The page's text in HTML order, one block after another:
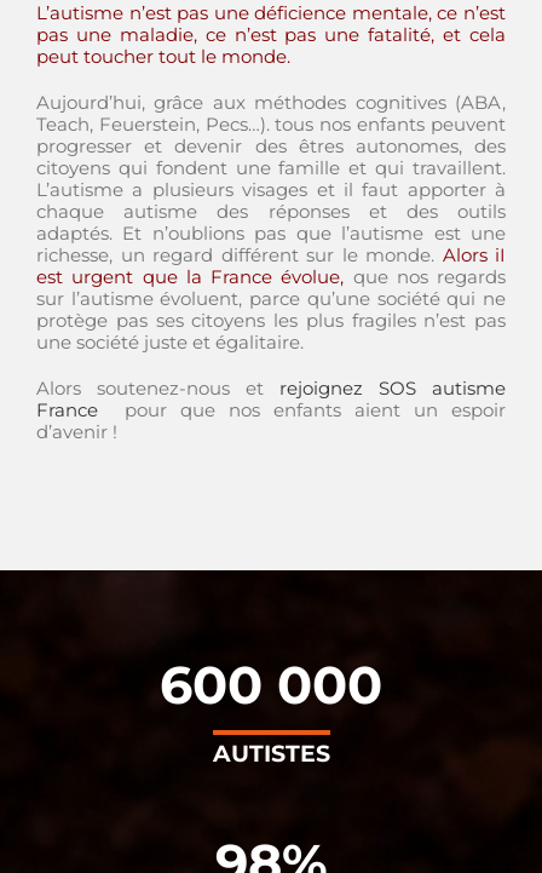
L’autisme n’est pas une déficience mentale, ce n’est
pas une maladie, ce n’est pas une fatalité, et cela
peut toucher tout le monde.
Aujourd’hui, grâce aux méthodes cognitives (ABA,
Teach, Feuerstein, Pecs…). tous nos enfants peuvent
progresser et devenir des êtres autonomes, des
citoyens qui fondent une famille et qui travaillent.
L’autisme a plusieurs visages et il faut apporter à
chaque autisme des réponses et des outils
adaptés. Et n’oublions pas que l’autisme est une
richesse, un regard différent sur le monde. Alors iI
est urgent que la France évolue, que nos regards
sur l’autisme évoluent, parce qu’une société qui ne
protège pas ses citoyens les plus fragiles n’est pas
une société juste et égalitaire.
Alors soutenez-nous et rejoignez SOS autisme
France
pour que nos enfants aient un espoir
d’avenir !
600 000
AUTISTES